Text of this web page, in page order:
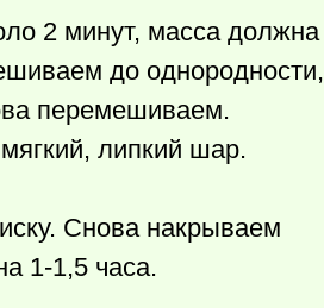
2 минут, масса должна
до однородности,
перемешиваем.
липкий шар.
Снова накрываем
1-1,5 часа.